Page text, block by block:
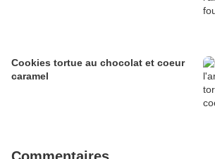
Cookies tortue au chocolat et coeur
caramel